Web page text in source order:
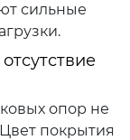
сильные
опор не
покрытия